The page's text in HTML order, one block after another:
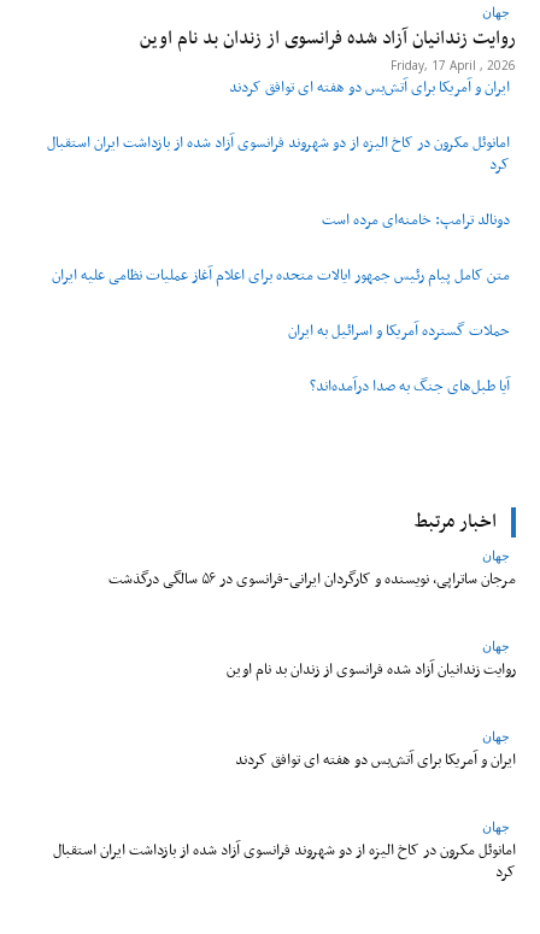
جهان
روایت زندانیان آزاد شده فرانسوی از زندان ‌بد نام اوین
Friday, 17 April , 2026
ایران و آمریکا برای آتش‌بس دو هفته‌ ای توافق کردند
امانوئل مکرون در کاخ الیزه از دو شهروند فرانسوی آزاد شده از بازداشت ایران استقبال
کرد
دونالد ترامپ: خامنه‌ای مرده است
متن کامل پیام رئیس جمهور ایالات متحده برای اعلام آغاز عملیات نظامی علیه ایران
حملات گسترده آمریکا و اسرائیل به ایران
آیا طبل‌های جنگ به صدا درآمده‌اند؟
اخبار مرتبط
جهان
مرجان ساتراپی، نویسنده و کارگردان ایرانی-فرانسوی در ۵۶ سالگی درگذشت
جهان
روایت زندانیان آزاد شده فرانسوی از زندان ‌بد نام اوین
جهان
ایران و آمریکا برای آتش‌بس دو هفته‌ ای توافق کردند
جهان
امانوئل مکرون در کاخ الیزه از دو شهروند فرانسوی آزاد شده از بازداشت ایران استقبال
کرد